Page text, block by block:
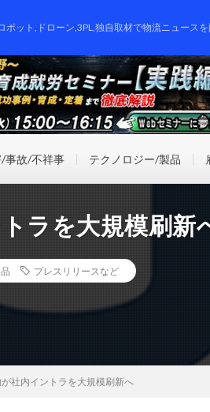
ボット,ドローン,3PL,独自取材で物流ニュース
/事故/不祥事 テクノロジー/製品
ラを大規模刷新
プレスリリースなど
が社内イントラを大規模刷新へ